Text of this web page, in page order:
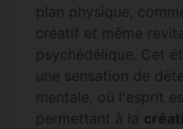
plan physique,
créatif et même
psychédélique. Cet
une sensation de
mentale, où l'esprit
permettant à la